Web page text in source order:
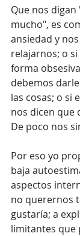
Que nos
mucho", es
ansiedad y
relajarnos; o
forma
debemos
las cosas; o si
nos dicen que
De poco nos
Por eso yo
baja
aspectos
no querernos
gustaría; a
limitantes que